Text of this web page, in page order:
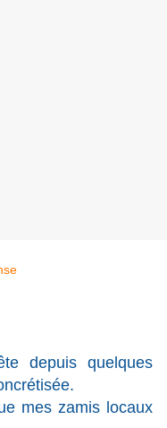
depuis quelques
mes zamis locaux